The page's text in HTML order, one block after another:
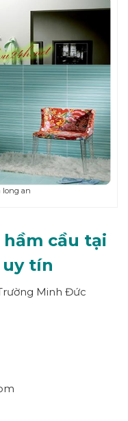
long an
cầu tại
uy tín
Minh Đức